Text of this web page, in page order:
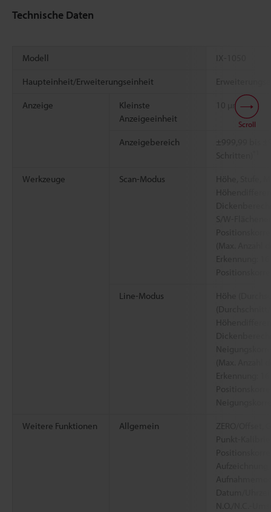
Technische Daten
Modell IX-1050
Haupteinheit/Erweiterungseinheit
Anzeige
Kleinste
Anzeigeeinheit
10 µm
Anzeigebereich
±999,99 bis
Schritten)
Werkzeuge Scan-Modus
Höhe, Stufe,
S/W-
(Max. Anzahl
Erkennung:
Line-Modus
Höhe
(Max. Anzahl
Erkennung:
Weitere Funktionen Allgemein
ZERO/Offset,
Punkt-
Aufzeichnung,
Datum/
Scroll